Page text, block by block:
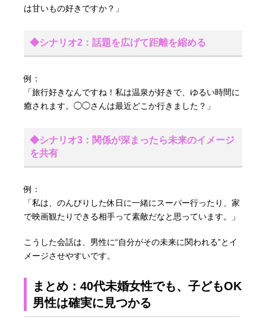
は甘いもの好きですか？」
◆シナリオ2：話題を広げて距離を縮める
例：
「旅行好きなんですね！私は温泉が好きで、ゆるい時間に
癒されます。◯◯さんは最近どこか行きました？」
◆シナリオ3：関係が深まったら未来のイメージ
を共有
例：
「私は、のんびりした休日に一緒にスーパー行ったり、家
で映画観たりできる相手って素敵だなと思っています。」
こうした会話は、男性に“自分がその未来に関われる”とイ
メージさせやすいです。
まとめ：40代未婚女性でも、子どもOK
男性は確実に見つかる